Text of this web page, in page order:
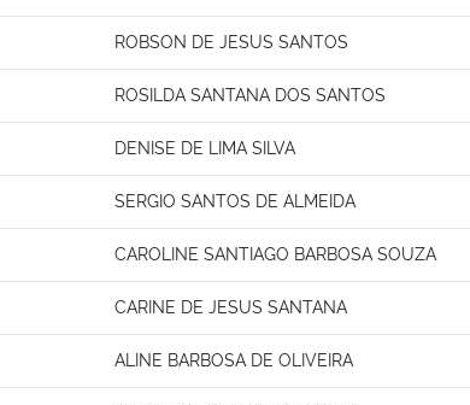
ROBSON DE JESUS SANTOS
ROSILDA SANTANA DOS SANTOS
DENISE DE LIMA SILVA
SERGIO SANTOS DE ALMEIDA
CAROLINE SANTIAGO BARBOSA SOUZA
CARINE DE JESUS SANTANA
ALINE BARBOSA DE OLIVEIRA